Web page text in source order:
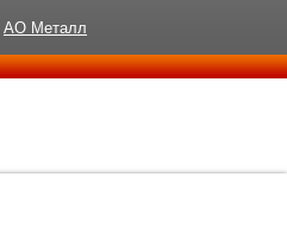
АО Металл